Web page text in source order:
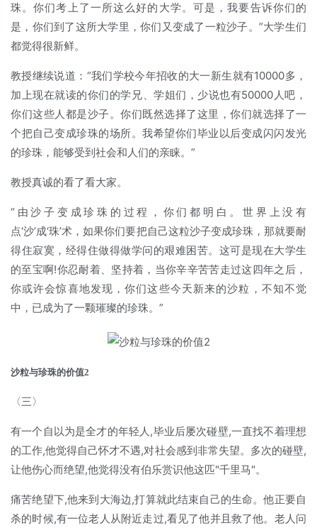
珠。你们考上了一所这么好的大学。可是，我要告诉你们的
是，你们到了这所大学里，你们又变成了一粒沙子。”大学生们
都觉得很新鲜。
教授继续说道：“我们学校今年招收的大一新生就有10000多，
加上现在就读的你们的学兄、学姐们，少说也有50000人吧，
你们这些人都是沙子。你们既然选择了这里，你们就选择了一
个把自己变成珍珠的场所。我希望你们毕业以后变成闪闪发光
的珍珠，能够受到社会和人们的亲睐。”
教授真诚的看了看大家。
“由沙子变成珍珠的过程，你们都明白。世界上没有
点‘沙’成‘珠’术，如果你们要把自己这粒沙子变成珍珠，那就要耐
得住寂寞，经得住做得做学问的艰难困苦。这可是现在大学生
的至宝啊!你忍耐着、坚持着，当你辛辛苦苦走过这四年之后，
你或许会惊喜地发现，你们这些今天新来的沙粒，不知不觉
中，已成为了一颗璀璨的珍珠。”
沙粒与珍珠的价值2
〈三〉
有一个自以为是全才的年轻人,毕业后屡次碰壁,一直找不着理想
的工作,他觉得自己怀才不遇,对社会感到非常失望。多次的碰壁,
让他伤心而绝望,他觉得没有伯乐赏识他这匹"千里马"。
痛苦绝望下,他来到大海边,打算就此结束自己的生命。他正要自
杀的时候,有一位老人从附近走过,看见了他并且救了他。老人问